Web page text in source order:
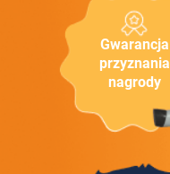
Gwarancja
przyznania
nagrody